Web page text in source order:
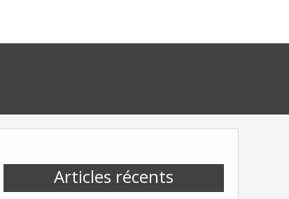
Articles récents